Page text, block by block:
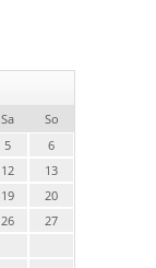
Sa
So
5
6
12
13
19
20
26
27